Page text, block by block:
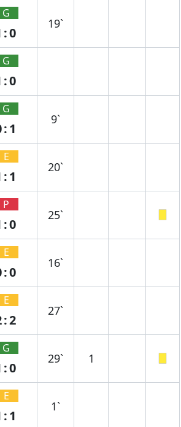
G
19`
G
G
9`
E
20`
P
25`
E
16`
E
27`
G
29` 1
E
1`